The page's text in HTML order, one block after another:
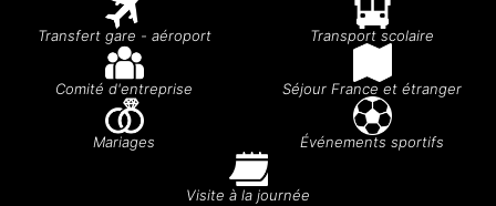
Transfert gare - aéroport Transport scolaire
Comité d'entreprise Séjour France et étranger
Mariages Événements sportifs
Visite à la journée